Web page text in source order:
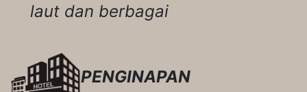
laut dan berbagai
PENGINAPAN